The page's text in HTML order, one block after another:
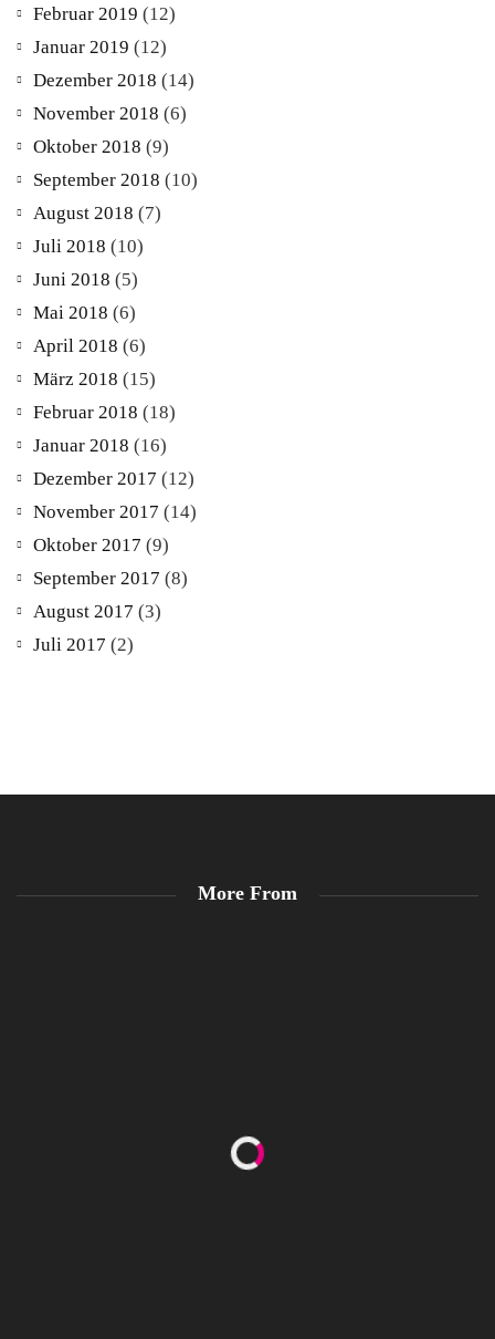
Februar 2019 (12)
Januar 2019 (12)
Dezember 2018 (14)
November 2018 (6)
Oktober 2018 (9)
September 2018 (10)
August 2018 (7)
Juli 2018 (10)
Juni 2018 (5)
Mai 2018 (6)
April 2018 (6)
März 2018 (15)
Februar 2018 (18)
Januar 2018 (16)
Dezember 2017 (12)
November 2017 (14)
Oktober 2017 (9)
September 2017 (8)
August 2017 (3)
Juli 2017 (2)
More From